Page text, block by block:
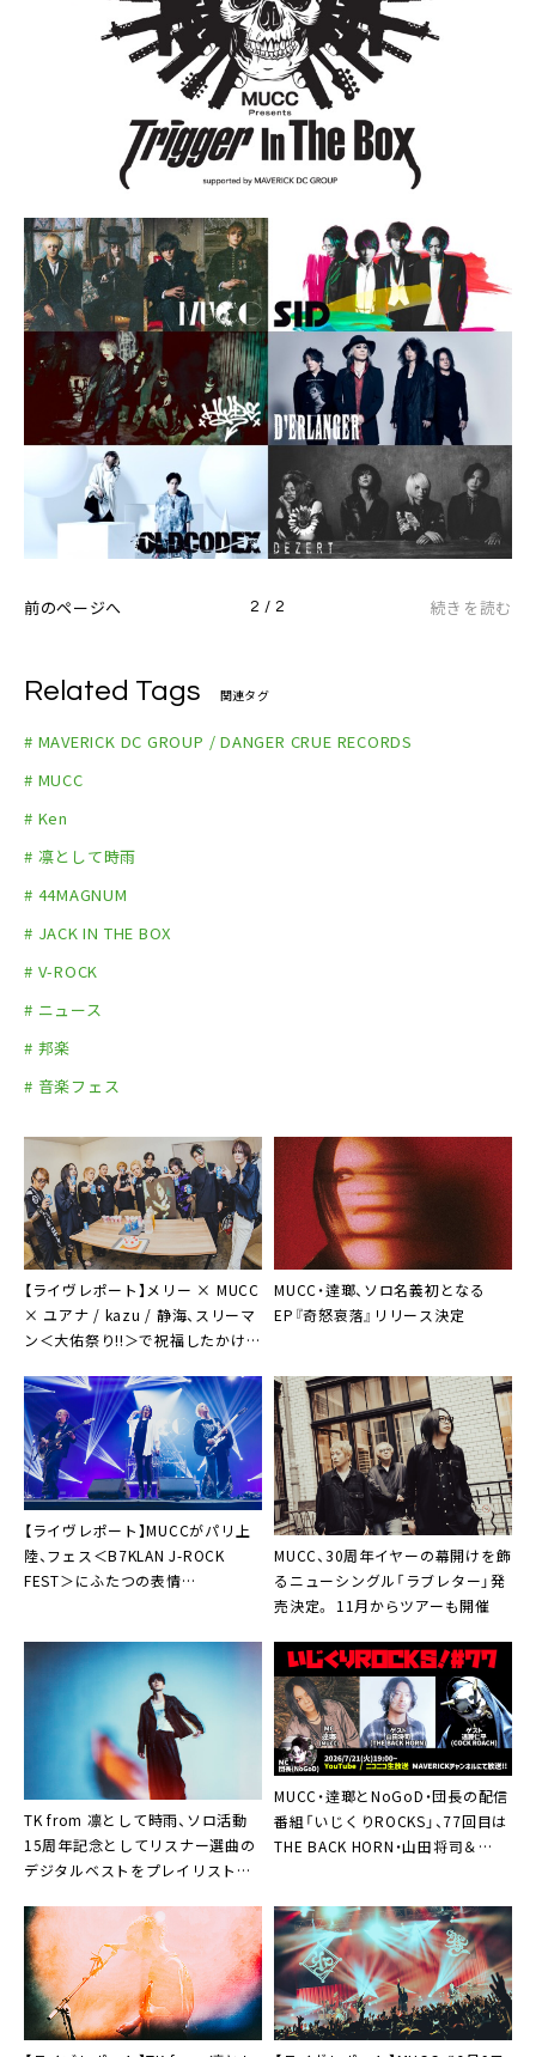
前のページへ 2 / 2 続きを読む
Related Tags 関連タグ
# MAVERICK DC GROUP / DANGER CRUE RECORDS
# MUCC
# Ken
# 凛として時雨
# 44MAGNUM
# JACK IN THE BOX
# V-ROCK
# ニュース
# 邦楽
# 音楽フェス
【ライヴレポート】メリー × MUCC
× ユアナ / kazu / 静海、スリーマ
ン＜大佑祭り!!＞で祝福したかけが
MUCC・逹瑯、ソロ名義初となる
EP『奇怒哀落』リリース決定
【ライヴレポート】MUCCがパリ上
陸、フェス＜B7KLAN J-ROCK
FEST＞にふたつの表情
MUCC、30周年イヤーの幕開けを飾
るニューシングル「ラブレター」発
売決定。 11月からツアーも開催
TK from 凛として時雨、ソロ活動
15周年記念としてリスナー選曲の
デジタルベストをプレイリストと
MUCC・逹瑯とNoGoD・団長の配信
番組「いじくりROCKS」、77回目は
THE BACK HORN・山田将司＆